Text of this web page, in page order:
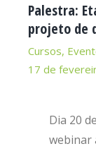
Palestra:
projeto de
Cursos,
17 de
Dia 20
webinar